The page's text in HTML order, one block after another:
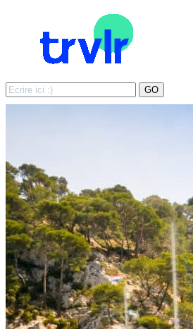
Search
for:
GO